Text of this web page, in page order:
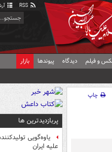
و فیلم دیدگاه پیوندها بازار
چاپ
پربازدیدترین ها
یاوه‌گویی
علیه ایران